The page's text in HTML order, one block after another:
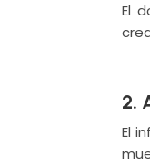
El
2.
El